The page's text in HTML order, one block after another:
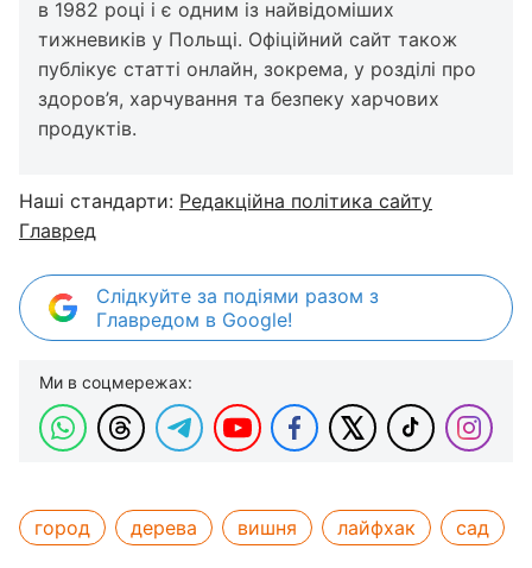
в 1982 році і є одним із найвідоміших
тижневиків у Польщі. Офіційний сайт також
публікує статті онлайн, зокрема, у розділі про
здоров’я, харчування та безпеку харчових
продуктів.
Наші стандарти: Редакційна політика сайту
Главред
Слідкуйте за подіями разом з
Главредом в Google!
Ми в соцмережах:
город дерева вишня лайфхак сад